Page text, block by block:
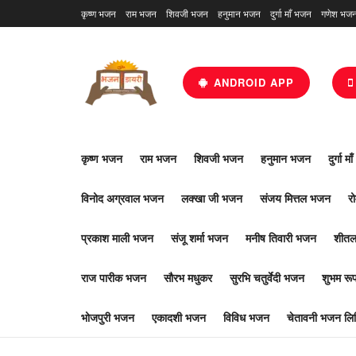
कृष्ण भजन राम भजन शिवजी भजन हनुमान भजन दुर्गा माँ भजन गणेश
ANDROID APP
कृष्ण भजन राम भजन शिवजी भजन हनुमान भजन दुर्गा
विनोद अग्रवाल भजन लक्खा जी भजन संजय मित्तल भजन
प्रकाश माली भजन संजू शर्मा भजन मनीष तिवारी भजन
राज पारीक भजन सौरभ मधुकर सुरभि चतुर्वेदी भजन शुभम
भोजपुरी भजन एकादशी भजन विविध भजन चेतावनी भजन